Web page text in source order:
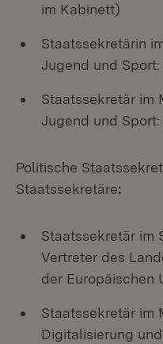
im Kabinett)
Staatssekretärin
Jugend und
Staatssekretär im
Jugend und
Politische
Staatssekretäre:
Staatssekretär im
Vertreter des
der Europäischen
Staatssekretär im
Digitalisierung